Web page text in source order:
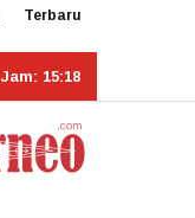
Terbaru
15:18